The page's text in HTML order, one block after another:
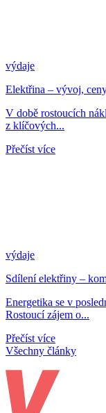
výdaje
Elektřina – vývoj,
V době rostoucích
z klíčových...
Přečíst více
výdaje
Sdílení elektřiny –
Energetika se v
Rostoucí zájem o...
Přečíst více
Všechny články